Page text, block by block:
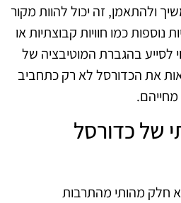
ולהתאמן, זה יכול להוות מקור
נוספות כמו חוויות קבוצתיות או
לסייע בהגברת המוטיבציה של
את הכדורסל לא רק כתחביב
של כדורסל
חלק מהותי מהתרבות